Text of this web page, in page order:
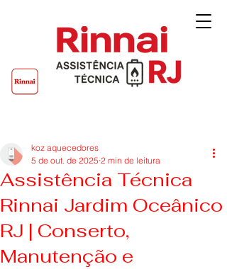
Assistência Técnica
Rinnai Jardim Oceânico
RJ | Conserto,
Manutenção e
koz aquecedores
5 de out. de 2025 2 min de leitura